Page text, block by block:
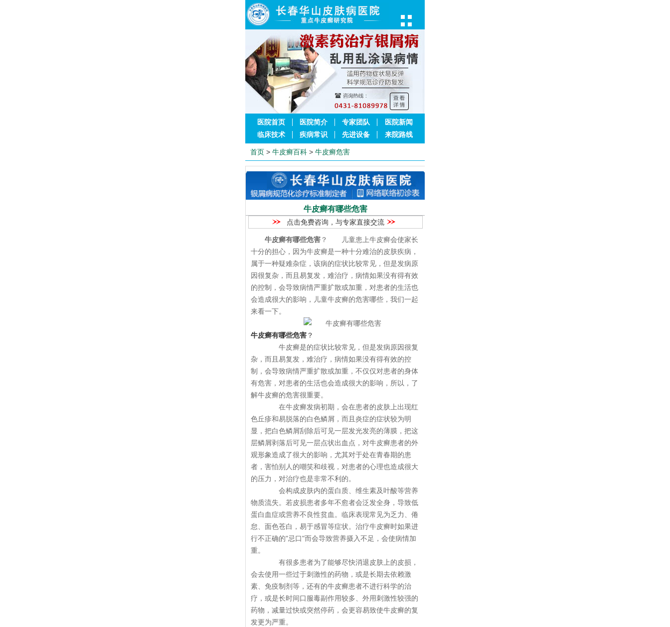
医院首页 医院简介 专家团队
医院新闻
临床技术
疾病常识 先进设备 来院路线
首页 > 牛皮癣百科 > 牛皮癣危害
牛皮癣有哪些危害
点击免费咨询，与专家直接交流
牛皮癣有哪些危害 ？ 儿童患上牛皮癣会使家长
十分的担心，因为牛皮癣是一种十分难治的皮肤疾病，
属于一种疑难杂症，该病的症状比较常见，但是发病原
因很复杂，而且易复发，难治疗，病情如果没有得有效
的控制，会导致病情严重扩散或加重，对患者的生活也
会造成很大的影响，儿童牛皮癣的危害哪些，我们一起
来看一下。
牛皮癣有哪些危害 ？
牛皮癣是的症状比较常见，但是发病原因很复
杂，而且易复发，难治疗，病情如果没有得有效的控
制，会导致病情严重扩散或加重，不仅仅对患者的身体
有危害，对患者的生活也会造成很大的影响，所以，了
解牛皮癣的危害很重要。
在牛皮癣发病初期，会在患者的皮肤上出现红
色丘疹和易脱落的白色鳞屑，而且炎症的症状较为明
显，把白色鳞屑刮除后可见一层发光发亮的薄膜，把这
层鳞屑剥落后可见一层点状出血点，对牛皮癣患者的外
观形象造成了很大的影响，尤其对于处在青春期的患
者，害怕别人的嘲笑和歧视，对患者的心理也造成很大
的压力，对治疗也是非常不利的。
会构成皮肤内的蛋白质、维生素及叶酸等营养
物质流失。若皮损患者多年不愈者会泛发全身，导致低
蛋白血症或营养不良性贫血。临床表现常见为乏力、倦
怠、面色苍白，易于感冒等症状。治疗牛皮癣时如果进
行不正确的"忌口"而会导致营养摄入不足，会使病情加
重。
有很多患者为了能够尽快消退皮肤上的皮损，
会去使用一些过于刺激性的药物，或是长期去依赖激
素、免疫制剂等，还有的牛皮癣患者不进行科学的治
疗，或是长时间口服毒副作用较多、外用刺激性较强的
药物，减量过快或突然停药，会更容易致使牛皮癣的复
发更为严重。